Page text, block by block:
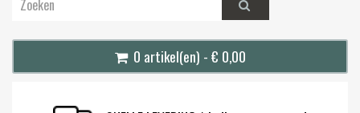
0 artikel(en) - € 0,00